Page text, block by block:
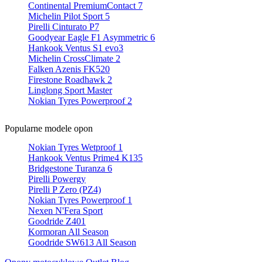
Continental PremiumContact 7
Michelin Pilot Sport 5
Pirelli Cinturato P7
Goodyear Eagle F1 Asymmetric 6
Hankook Ventus S1 evo3
Michelin CrossClimate 2
Falken Azenis FK520
Firestone Roadhawk 2
Linglong Sport Master
Nokian Tyres Powerproof 2
Popularne modele opon
Nokian Tyres Wetproof 1
Hankook Ventus Prime4 K135
Bridgestone Turanza 6
Pirelli Powergy
Pirelli P Zero (PZ4)
Nokian Tyres Powerproof 1
Nexen N'Fera Sport
Goodride Z401
Kormoran All Season
Goodride SW613 All Season